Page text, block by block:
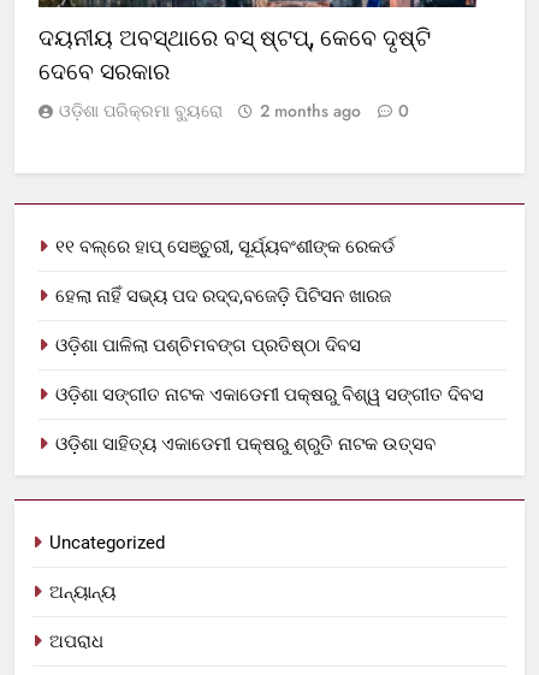
ଦୟନୀୟ ଅବସ୍ଥାରେ ବସ୍‌ ଷ୍ଟପ୍‌, କେବେ ଦୃଷ୍ଟି
ଦେବେ ସରକାର
ଓଡ଼ିଶା ପରିକ୍ରମା ବ୍ୟୁରୋ 2 months ago 0
୧୧ ବଲ୍‌ରେ ହାପ୍ ସେଞ୍ଚୁରୀ, ସୂର୍ଯ୍ୟବଂଶୀଙ୍କ ରେକର୍ଡ
ହେଲା ନାହିଁ ସଭ୍ୟ ପଦ ରଦ୍ଦ,ବଜେଡ଼ି ପିଟିସନ ଖାରଜ
ଓଡ଼ିଶା ପାଳିଲା ପଶ୍ଚିମବଙ୍ଗ ପ୍ରତିଷ୍ଠା ଦିବସ
ଓଡ଼ିଶା ସଙ୍ଗୀତ ନାଟକ ଏକାଡେମୀ ପକ୍ଷରୁ ବିଶ୍ୱ ସଙ୍ଗୀତ ଦିବସ
ଓଡ଼ିଶା ସାହିତ୍ୟ ଏକାଡେମୀ ପକ୍ଷରୁ ଶ୍ରୁତି ନାଟକ ଉତ୍ସବ
Uncategorized
ଅନ୍ୟାନ୍ୟ
ଅପରାଧ